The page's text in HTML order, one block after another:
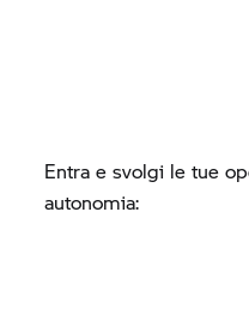
Entra e svolgi le tue
autonomia: